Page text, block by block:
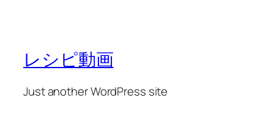
レシピ動画
Just another WordPress site